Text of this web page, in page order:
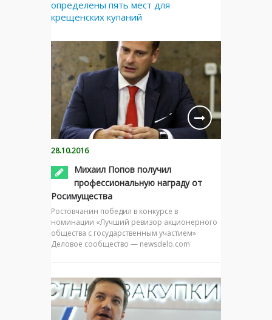
определены пять мест для
крещенских купаний
28.10.2016
Михаил Попов получил
профессиональную награду от
Росимущества
Ростовчанин победил в конкурсе в
номинации «Лучший ревизор акционерного
общества с государственным участием»
Деловое сообщество — newsdelo.com